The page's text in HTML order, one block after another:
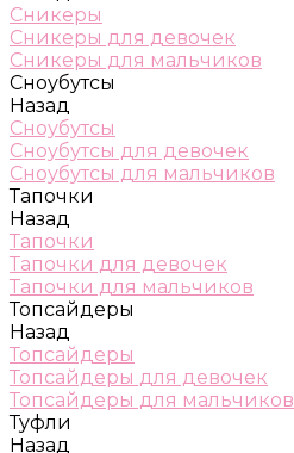
Сникеры
Сникеры для девочек
Сникеры для мальчиков
Сноубутсы
Назад
Сноубутсы
Сноубутсы для девочек
Сноубутсы для мальчиков
Тапочки
Назад
Тапочки
Тапочки для девочек
Тапочки для мальчиков
Топсайдеры
Назад
Топсайдеры
Топсайдеры для девочек
Топсайдеры для мальчиков
Туфли
Назад